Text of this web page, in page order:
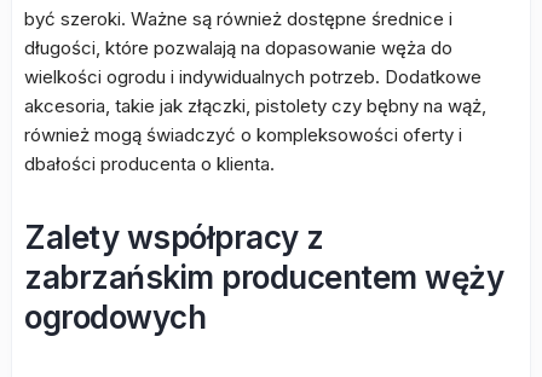
być szeroki. Ważne są również dostępne średnice i
długości, które pozwalają na dopasowanie węża do
wielkości ogrodu i indywidualnych potrzeb. Dodatkowe
akcesoria, takie jak złączki, pistolety czy bębny na wąż,
również mogą świadczyć o kompleksowości oferty i
dbałości producenta o klienta.
Zalety współpracy z
zabrzańskim producentem węży
ogrodowych